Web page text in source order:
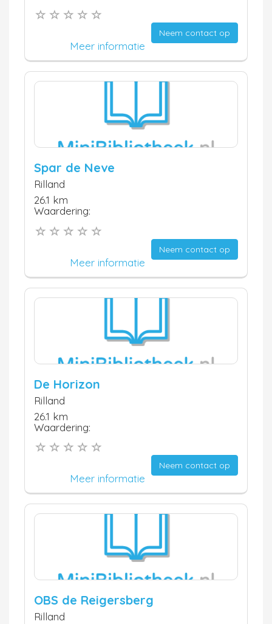
Neem contact op
Meer informatie
Spar de Neve
Rilland
26.1 km
Waardering:
Neem contact op
Meer informatie
De Horizon
Rilland
26.1 km
Waardering:
Neem contact op
Meer informatie
OBS de Reigersberg
Rilland